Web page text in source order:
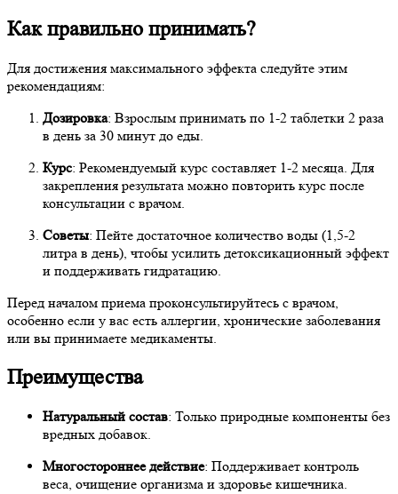
Как правильно принимать?
Для достижения максимального эффекта следуйте этим
рекомендациям:
Дозировка: Взрослым принимать по 1-2 таблетки 2 раза
в день за 30 минут до еды.
Курс: Рекомендуемый курс составляет 1-2 месяца. Для
закрепления результата можно повторить курс после
консультации с врачом.
Советы: Пейте достаточное количество воды (1,5-2
литра в день), чтобы усилить детоксикационный эффект
и поддерживать гидратацию.
Перед началом приема проконсультируйтесь с врачом,
особенно если у вас есть аллергии, хронические заболевания
или вы принимаете медикаменты.
Преимущества
Натуральный состав: Только природные компоненты без
вредных добавок.
Многостороннее действие: Поддерживает контроль
веса, очищение организма и здоровье кишечника.